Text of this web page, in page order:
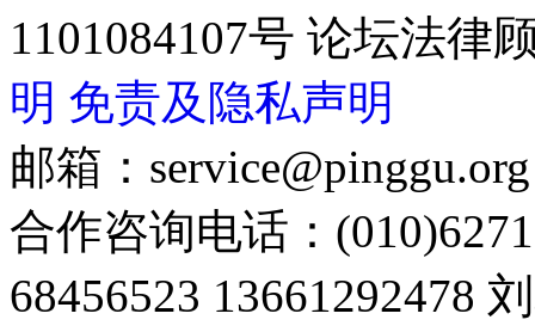
1101084107号 论坛法律
明 免责及隐私声明
邮箱：service@pinggu.org
合作咨询电话：
68456523 13661292478